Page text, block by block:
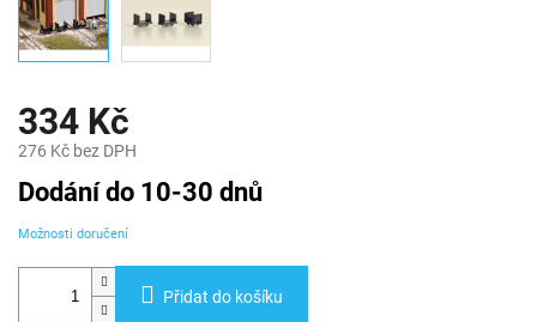
334 Kč
276 Kč bez DPH
Měrná
cena:
Dodání do 10-30 dnů
Možnosti doručení
Přidat do košíku